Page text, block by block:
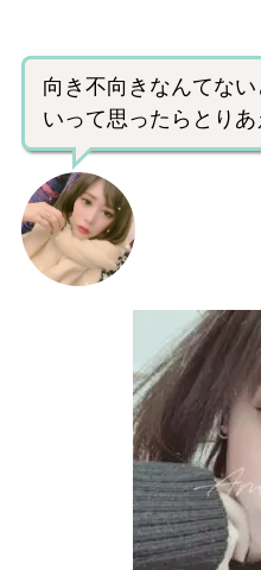
向き不向きなんてな
いって思ったらとりあ